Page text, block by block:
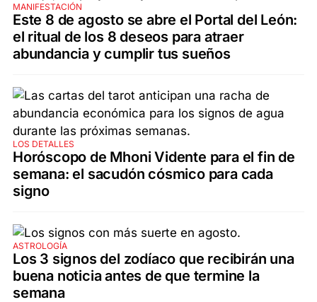
MANIFESTACIÓN
Este 8 de agosto se abre el Portal del León:
el ritual de los 8 deseos para atraer
abundancia y cumplir tus sueños
LOS DETALLES
Horóscopo de Mhoni Vidente para el fin de
semana: el sacudón cósmico para cada
signo
ASTROLOGÍA
Los 3 signos del zodíaco que recibirán una
buena noticia antes de que termine la
semana